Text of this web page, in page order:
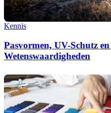
Kennis
Pasvormen, UV-Schutz
Wetenswaardigheden